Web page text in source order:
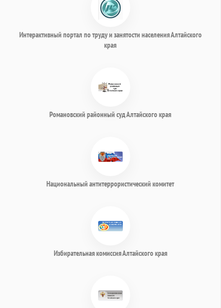
Интерактивный портал по труду и занятости населения Алтайского
края
Романовский районный суд Алтайского края
Национальный антитеррористический комитет
Избирательная комиссия Алтайского края